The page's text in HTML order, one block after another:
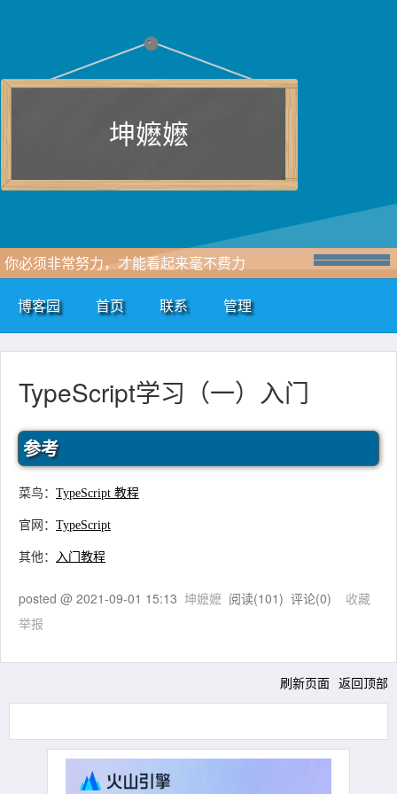
坤嬷嬷
你必须非常努力，才能看起来毫不费力
博客园 首页 联系 管理
TypeScript学习（一）入门
参考
菜鸟： TypeScript 教程
官网： TypeScript
其他： 入门教程
posted @ 2021-09-01 15:13 坤嬷嬷 阅读(101) 评论(0) 收藏
举报
刷新页面 返回顶部